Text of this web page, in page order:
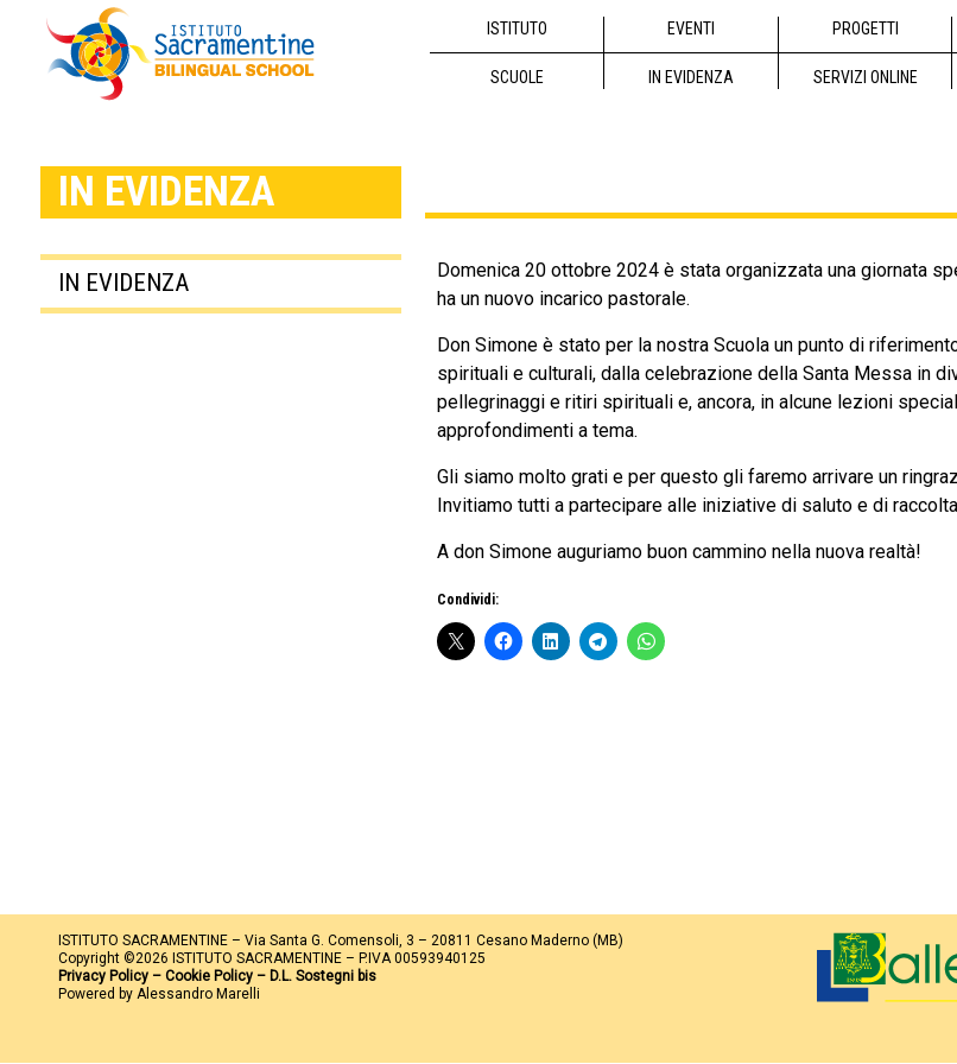
ISTITUTO EVENTI PROGETTI
SCUOLE IN EVIDENZA SERVIZI ONLINE
IN EVIDENZA
IN EVIDENZA Domenica 20 ottobre 2024 è stata organizzata una giornata
ha un nuovo incarico pastorale.
Don Simone è stato per la nostra Scuola un punto di
spirituali e culturali, dalla celebrazione della Santa Messa in
pellegrinaggi e ritiri spirituali e, ancora, in alcune lezioni
approfondimenti a tema.
Gli siamo molto grati e per questo gli faremo arrivare un
Invitiamo tutti a partecipare alle iniziative di saluto e di
A don Simone auguriamo buon cammino nella nuova realtà!
Condividi:
ISTITUTO SACRAMENTINE – Via Santa G. Comensoli, 3 – 20811 Cesano Maderno (MB)
Copyright ©2026 ISTITUTO SACRAMENTINE – P.IVA 00593940125
Privacy Policy– Cookie Policy– D.L. Sostegni bis
Powered by Alessandro Marelli